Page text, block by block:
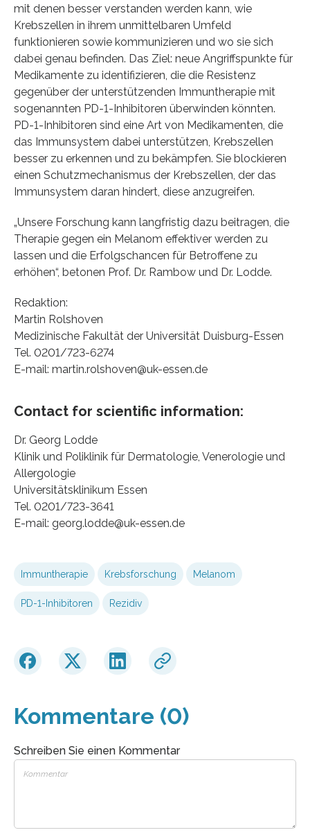
mit denen besser verstanden werden kann, wie
Krebszellen in ihrem unmittelbaren Umfeld
funktionieren sowie kommunizieren und wo sie sich
dabei genau befinden. Das Ziel: neue Angriffspunkte für
Medikamente zu identifizieren, die die Resistenz
gegenüber der unterstützenden Immuntherapie mit
sogenannten PD-1-Inhibitoren überwinden könnten.
PD-1-Inhibitoren sind eine Art von Medikamenten, die
das Immunsystem dabei unterstützen, Krebszellen
besser zu erkennen und zu bekämpfen. Sie blockieren
einen Schutzmechanismus der Krebszellen, der das
Immunsystem daran hindert, diese anzugreifen.
„Unsere Forschung kann langfristig dazu beitragen, die
Therapie gegen ein Melanom effektiver werden zu
lassen und die Erfolgschancen für Betroffene zu
erhöhen“, betonen Prof. Dr. Rambow und Dr. Lodde.
Redaktion:
Martin Rolshoven
Medizinische Fakultät der Universität Duisburg-Essen
Tel. 0201/723-6274
E-mail: martin.rolshoven@uk-essen.de
Contact for scientific information:
Dr. Georg Lodde
Klinik und Poliklinik für Dermatologie, Venerologie und
Allergologie
Universitätsklinikum Essen
Tel. 0201/723-3641
E-mail: georg.lodde@uk-essen.de
Immuntherapie Krebsforschung Melanom
PD-1-Inhibitoren Rezidiv
Kommentare (0)
Schreiben Sie einen Kommentar